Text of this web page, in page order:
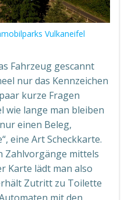
Vulkaneifel
Fahrzeug gescannt
nur das Kennzeichen
kurze Fragen
wie lange man bleiben
einen Beleg,
eine Art Scheckkarte.
Zahlvorgänge mittels
Karte lädt man also
Zutritt zu Toilette